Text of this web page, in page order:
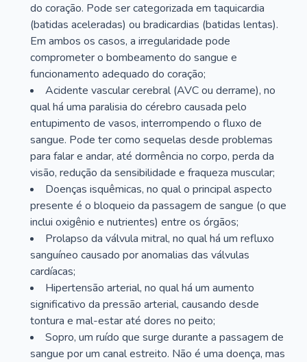
do coração. Pode ser categorizada em taquicardia
(batidas aceleradas) ou bradicardias (batidas lentas).
Em ambos os casos, a irregularidade pode
comprometer o bombeamento do sangue e
funcionamento adequado do coração;
Acidente vascular cerebral (AVC ou derrame), no
qual há uma paralisia do cérebro causada pelo
entupimento de vasos, interrompendo o fluxo de
sangue. Pode ter como sequelas desde problemas
para falar e andar, até dormência no corpo, perda da
visão, redução da sensibilidade e fraqueza muscular;
Doenças isquêmicas, no qual o principal aspecto
presente é o bloqueio da passagem de sangue (o que
inclui oxigênio e nutrientes) entre os órgãos;
Prolapso da válvula mitral, no qual há um refluxo
sanguíneo causado por anomalias das válvulas
cardíacas;
Hipertensão arterial, no qual há um aumento
significativo da pressão arterial, causando desde
tontura e mal-estar até dores no peito;
Sopro, um ruído que surge durante a passagem de
sangue por um canal estreito. Não é uma doença, mas